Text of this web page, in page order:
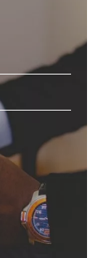
לכל
The
in the